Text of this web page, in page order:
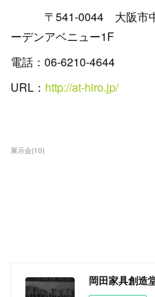
〒541-0044 大阪市中
ーデンアベニュー1F
電話：06-6210-4644
URL： http://at-hiro.jp/
展示会(10)
岡田家具創造